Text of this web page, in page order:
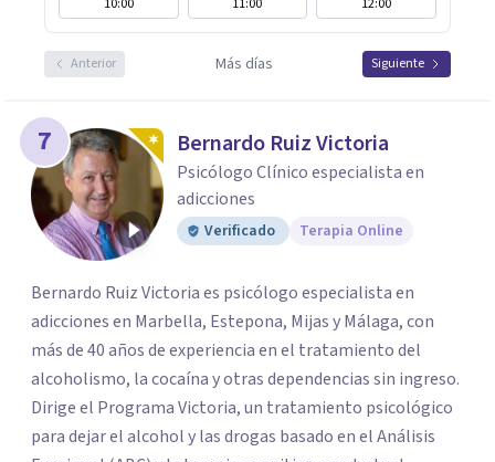
10:00
11:00 12:00
Anterior Más días Siguiente
7 Bernardo Ruiz Victoria
Psicólogo Clínico especialista en
adicciones
Verificado Terapia Online
Bernardo Ruiz Victoria es psicólogo especialista en
adicciones en Marbella, Estepona, Mijas y Málaga, con
más de 40 años de experiencia en el tratamiento del
alcoholismo, la cocaína y otras dependencias sin ingreso.
Dirige el Programa Victoria, un tratamiento psicológico
para dejar el alcohol y las drogas basado en el Análisis